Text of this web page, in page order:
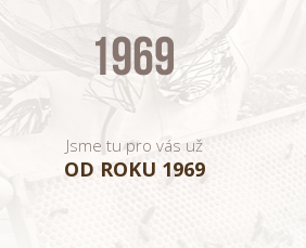
Jsme tu pro vás už
OD ROKU 1969